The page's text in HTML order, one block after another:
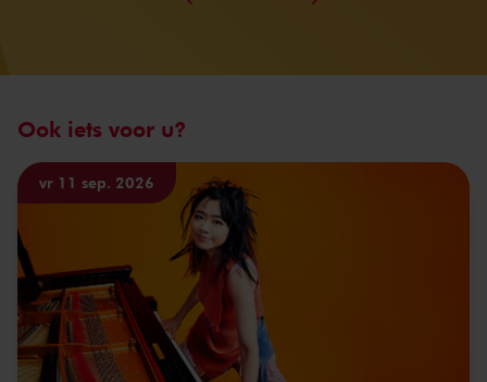
Ook iets voor u?
vr 11 sep. 2026